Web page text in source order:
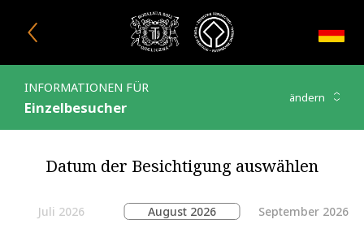
INFORMATIONEN FÜR
Einzelbesucher
ändern
Fenster schließen
Ticketpreise und
Datum der Besichtigung auswählen
Juli 2026 August 2026 September 2026